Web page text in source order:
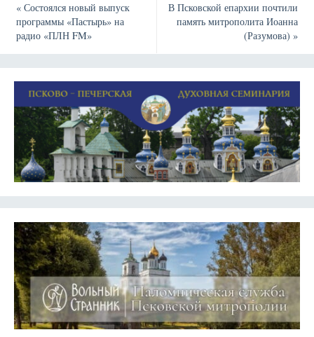
«Состоялся новый выпуск
программы «Пастырь» на
радио «ПЛН FM»
В Псковской епархии почтили
память митрополита Иоанна
(Разумова)»